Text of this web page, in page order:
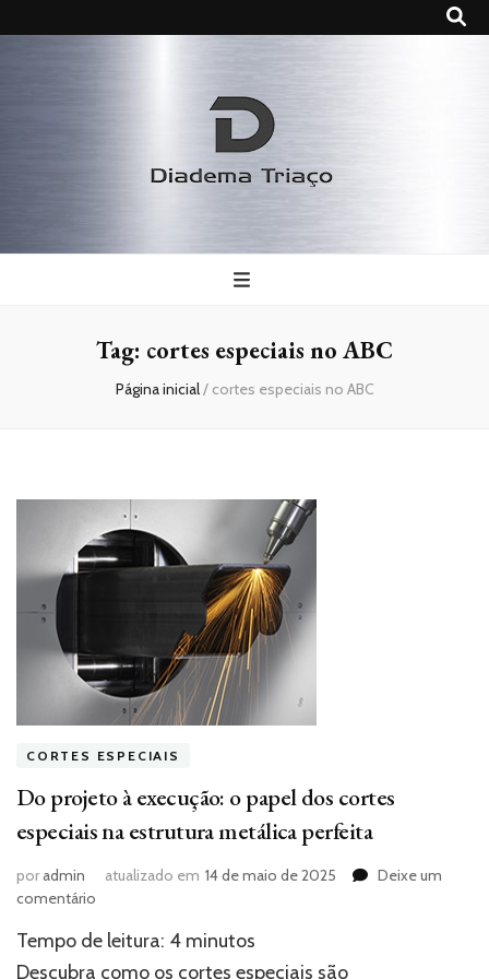
Diadema
Triaço
Tag: cortes especiais no ABC
Página inicial/ cortes especiais no ABC
CORTES ESPECIAIS
Do projeto à execução: o papel dos cortes
especiais na estrutura metálica perfeita
poradmin atualizado em 14 de maio de 2025
Deixe um
comentário
projeto
Tempo de leitura: 4 minutos
Descubra como os cortes especiais são